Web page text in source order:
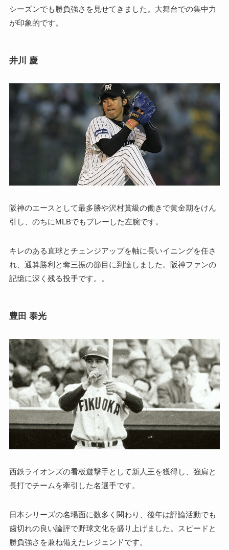
シーズンでも勝負強さを見せてきました。大舞台での集中力
が印象的です。
井川 慶
阪神のエースとして最多勝や沢村賞級の働きで黄金期をけん
引し、のちにMLBでもプレーした左腕です。
キレのある直球とチェンジアップを軸に長いイニングを任さ
れ、通算勝利と奪三振の節目に到達しました。阪神ファンの
記憶に深く残る投手です。。
豊田 泰光
西鉄ライオンズの看板遊撃手として新人王を獲得し、強肩と
長打でチームを牽引した名選手です。
日本シリーズの名場面に数多く関わり、後年は評論活動でも
歯切れの良い論評で野球文化を盛り上げました。スピードと
勝負強さを兼ね備えたレジェンドです。